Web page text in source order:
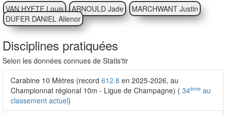
VAN HYFTE Louis ARNOULD Jade
MARCHWANT Justin
DUFER DANIEL Alienor
Disciplines pratiquées
Selon les données connues de Statis'tir
Carabine 10 Mètres (record 612.8 en 2025-2026, au
Championnat régional 10m - Ligue de Champagne) ( 34ème au
classement actuel)